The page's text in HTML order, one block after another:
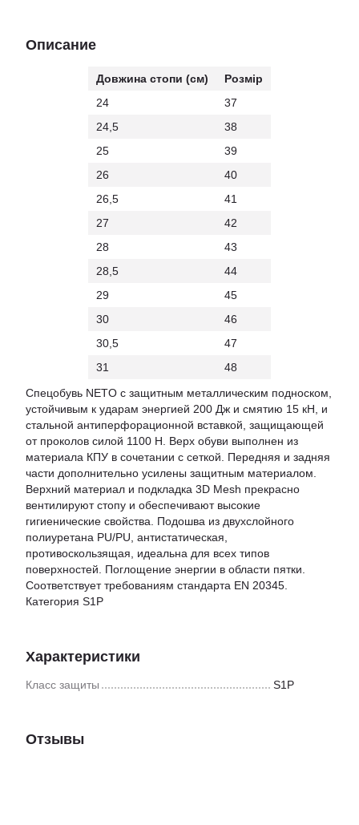
Описание
Довжина стопи (см)
Розмір
24
37
24,5
38
25
39
26
40
26,5
41
27
42
28
43
28,5
44
29
45
30
46
30,5
47
31
48
Спецобувь NETO с защитным металлическим подноском,
устойчивым к ударам энергией 200 Дж и смятию 15 кН, и
стальной антиперфорационной вставкой, защищающей
от проколов силой 1100 Н. Верх обуви выполнен из
материала КПУ в сочетании с сеткой. Передняя и задняя
части дополнительно усилены защитным материалом.
Верхний материал и подкладка 3D Mesh прекрасно
вентилируют стопу и обеспечивают высокие
гигиенические свойства. Подошва из двухслойного
полиуретана PU/PU, антистатическая,
противоскользящая, идеальна для всех типов
поверхностей. Поглощение энергии в области пятки.
Соответствует требованиям стандарта EN 20345.
Категория S1P
Характеристики
Класс защиты S1P
Отзывы